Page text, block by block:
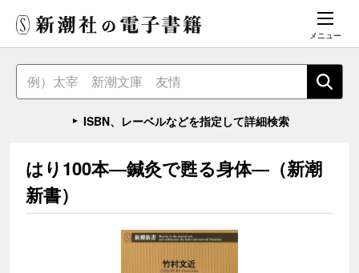
メニュー
ISBN、レーベルなどを指定して詳細検索
はり100本―鍼灸で甦る身体―（新潮
新書）